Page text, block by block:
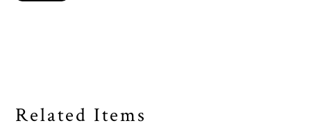
Related Items